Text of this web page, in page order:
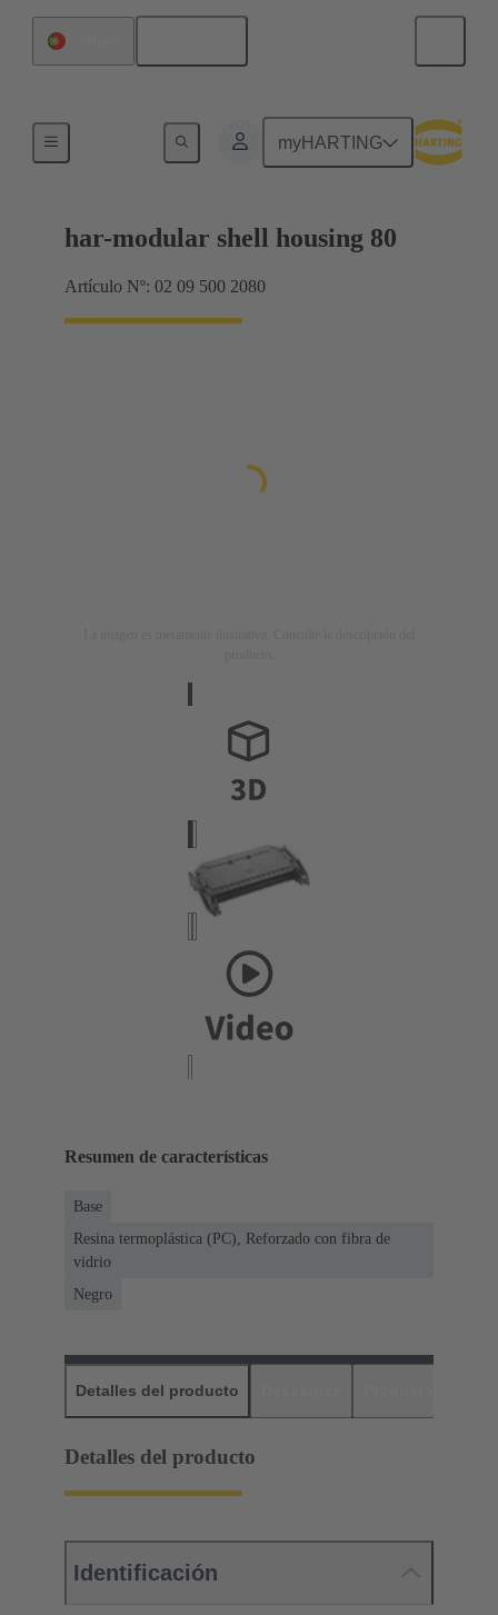
myHARTING
har-modular shell housing 80
Artículo Nº: 02 09 500 2080
Resumen de características
Base
Resina termoplástica (PC), Reforzado con fibra de
vidrio
Negro
Detalles del producto
Detalles del producto
Identificación